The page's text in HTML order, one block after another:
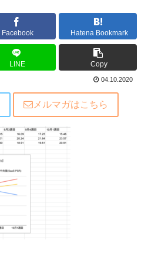
Facebook Hatena Bookmark
LINE Copy
04.10.2020
メルマガはこちら